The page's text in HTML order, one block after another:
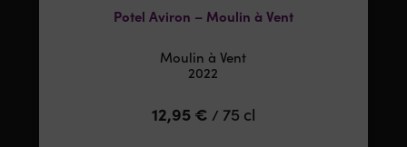
Potel Aviron – Moulin à Vent
Moulin à Vent
2022
12,95 € / 75 cl